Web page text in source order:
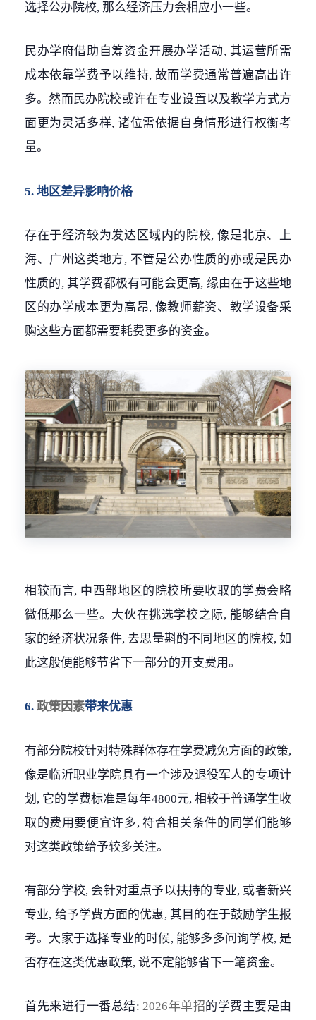
选择公办院校, 那么经济压力会相应小一些。
民办学府借助自筹资金开展办学活动, 其运营所需
成本依靠学费予以维持, 故而学费通常普遍高出许
多。然而民办院校或许在专业设置以及教学方式方
面更为灵活多样, 诸位需依据自身情形进行权衡考
量。
5. 地区差异影响价格
存在于经济较为发达区域内的院校, 像是北京、上
海、广州这类地方, 不管是公办性质的亦或是民办
性质的, 其学费都极有可能会更高, 缘由在于这些地
区的办学成本更为高昂, 像教师薪资、教学设备采
购这些方面都需要耗费更多的资金。
相较而言, 中西部地区的院校所要收取的学费会略
微低那么一些。大伙在挑选学校之际, 能够结合自
家的经济状况条件, 去思量斟酌不同地区的院校, 如
此这般便能够节省下一部分的开支费用。
6. 政策因素带来优惠
有部分院校针对特殊群体存在学费减免方面的政策,
像是临沂职业学院具有一个涉及退役军人的专项计
划, 它的学费标准是每年4800元, 相较于普通学生收
取的费用要便宜许多, 符合相关条件的同学们能够
对这类政策给予较多关注。
有部分学校, 会针对重点予以扶持的专业, 或者新兴
专业, 给予学费方面的优惠, 其目的在于鼓励学生报
考。大家于选择专业的时候, 能够多多问询学校, 是
否存在这类优惠政策, 说不定能够省下一笔资金。
首先来进行一番总结: 2026年单招的学费主要是由